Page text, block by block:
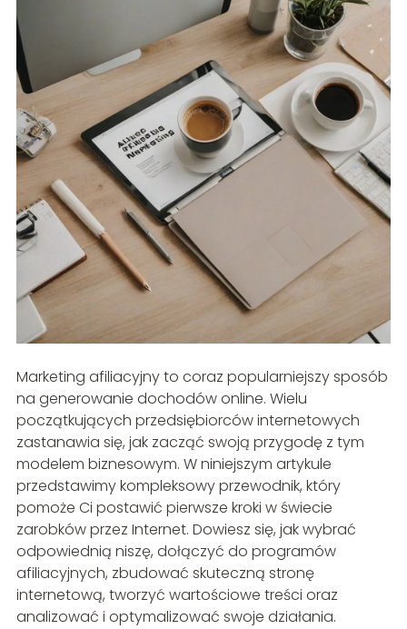
Marketing afiliacyjny to coraz popularniejszy sposób
na generowanie dochodów online. Wielu
początkujących przedsiębiorców internetowych
zastanawia się, jak zacząć swoją przygodę z tym
modelem biznesowym. W niniejszym artykule
przedstawimy kompleksowy przewodnik, który
pomoże Ci postawić pierwsze kroki w świecie
zarobków przez Internet. Dowiesz się, jak wybrać
odpowiednią niszę, dołączyć do programów
afiliacyjnych, zbudować skuteczną stronę
internetową, tworzyć wartościowe treści oraz
analizować i optymalizować swoje działania.